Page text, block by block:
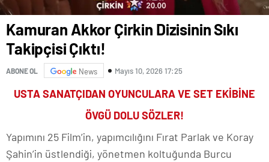
Kamuran Akkor Çirkin Dizisinin Sıkı
Takipçisi Çıktı!
ABONE OL News Mayıs 10, 2026 17:25
USTA SANATÇIDAN OYUNCULARA VE SET EKİBİNE
ÖVGÜ DOLU SÖZLER!
Yapımını 25 Film’in, yapımcılığını Fırat Parlak ve Koray
Şahin’in üstlendiği, yönetmen koltuğunda Burcu